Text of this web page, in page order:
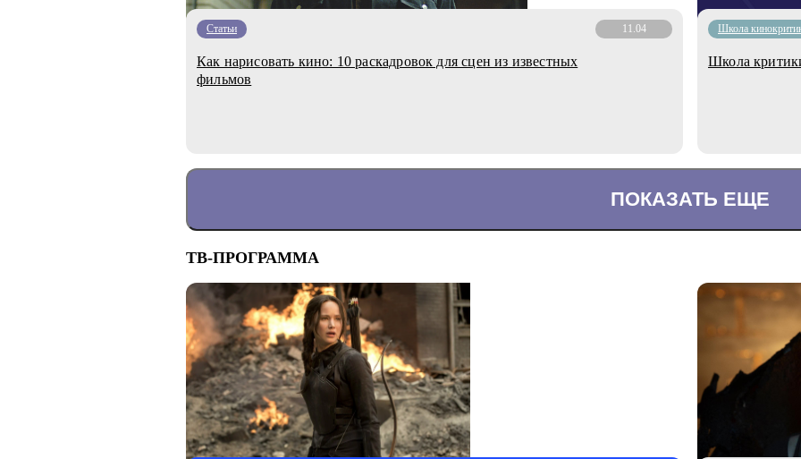
Статьи 11.04
Как нарисовать кино: 10 раскадровок для сцен из известных
фильмов
Школа
Школа
ПОКАЗАТЬ ЕЩЕ
ТВ-ПРОГРАММА